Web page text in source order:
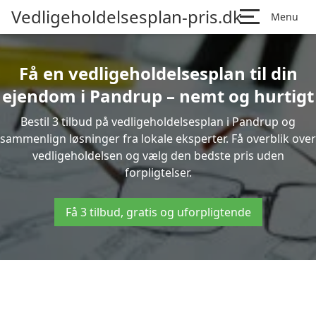
Vedligeholdelsesplan-pris.dk Menu
Få en vedligeholdelsesplan til din
ejendom i Pandrup – nemt og hurtigt
Bestil 3 tilbud på vedligeholdelsesplan i Pandrup og
sammenlign løsninger fra lokale eksperter. Få overblik over
vedligeholdelsen og vælg den bedste pris uden
forpligtelser.
Få 3 tilbud, gratis og uforpligtende